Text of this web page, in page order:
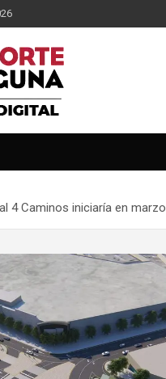
4 Caminos iniciaría en marzo